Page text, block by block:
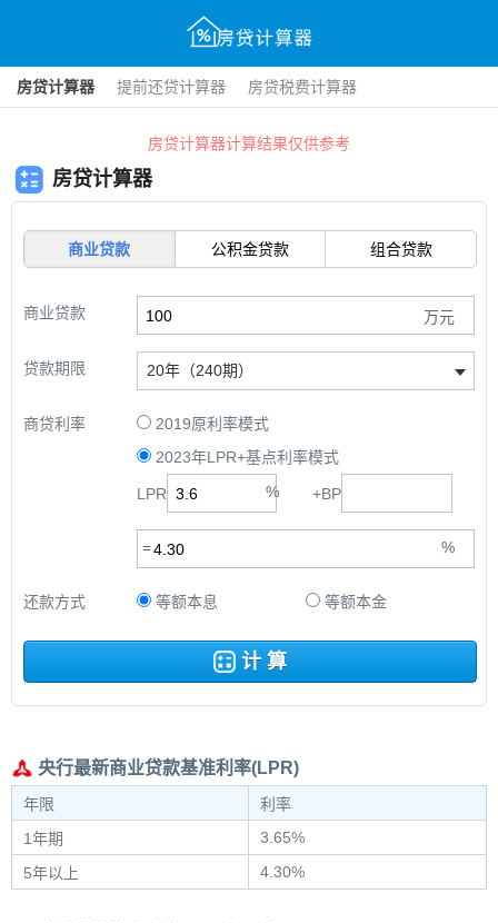
房贷计算器 提前还贷计算器 房贷税费计算器
房贷计算器计算结果仅供参考
房贷计算器
商业贷款 公积金贷款 组合贷款
商业贷款
贷款期限 20年（240期）
商贷利率
2019原利率模式
2023年LPR+基点利率模式
LPR +BP
还款方式 等额本息 等额本金
计 算
央行最新商业贷款基准利率(LPR)
年限
利率
1年期
3.65%
5年以上
4.30%